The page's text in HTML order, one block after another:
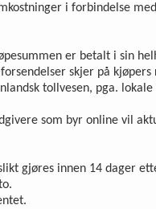
i forbindelse
er betalt i sin
skjer på kjøpers
tollvesen, pga.
som byr online vil
gjøres innen 14 dager